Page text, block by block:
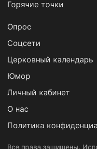
Горячие точки
Опрос
Cоцсети
Церковный календарь
Юмор
Личный кабинет
О нас
Политика
Все права защищены.